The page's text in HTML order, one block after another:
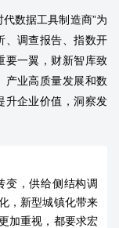
数据工具制造商”为
、调查报告、指数开
要一翼，财新智库致
产业高质量发展和数
升企业价值，洞察发
变，供给侧结构调
，新型城镇化带来
加重视，都要求宏